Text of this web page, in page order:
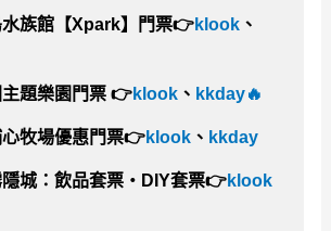
族館【Xpark】門票👉klook、
題樂園門票 👉klook、 kkday🔥
牧場優惠門票👉klook、 kkday
城：飲品套票・DIY套票👉klook